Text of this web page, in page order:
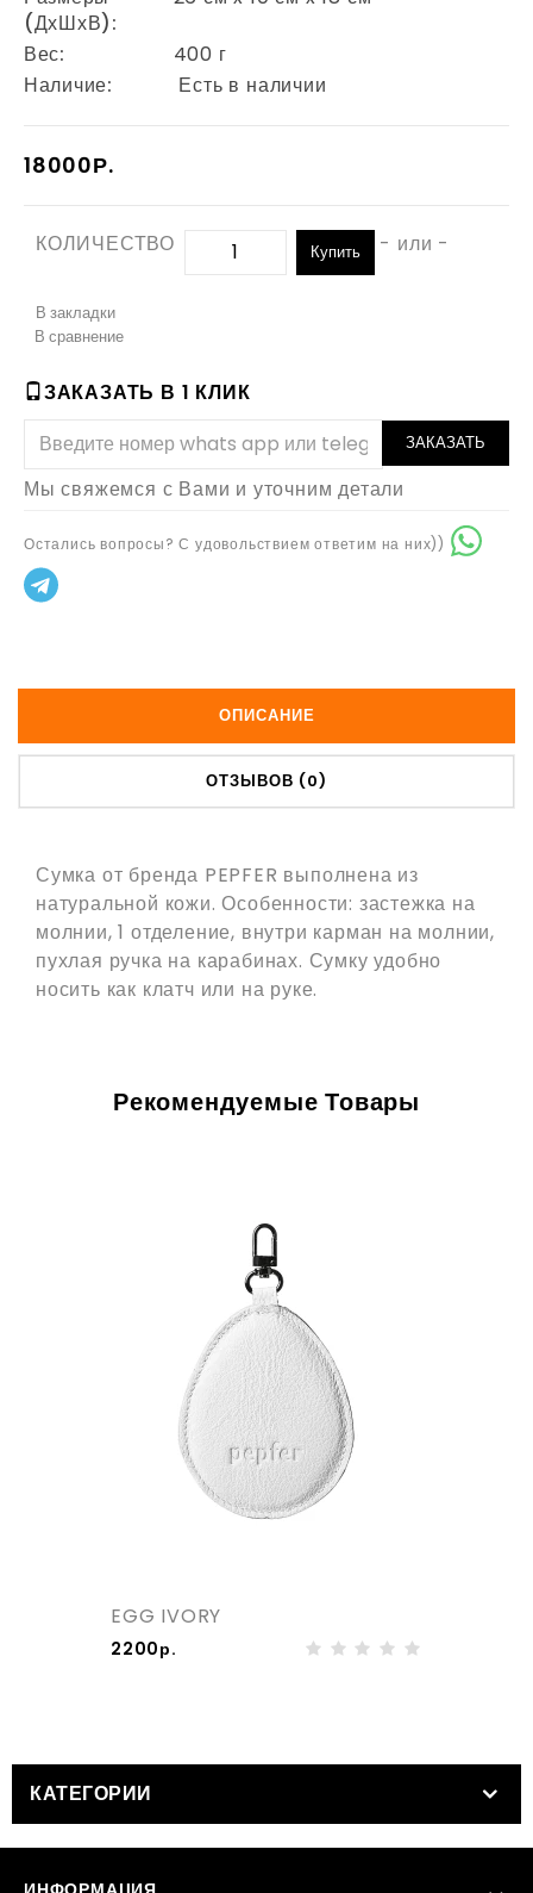
(ДхШхВ):
Вес:
400 г
Наличие:
Есть в наличии
18000Р.
КОЛИЧЕСТВО Купить - или -
В закладки
В сравнение
ЗАКАЗАТЬ В 1 КЛИК
ЗАКАЗАТЬ
Мы свяжемся с Вами и уточним детали
Остались вопросы? С удовольствием ответим на них))
ОПИСАНИЕ
ОТЗЫВОВ (0)
Сумка от бренда PEPFER выполнена из
натуральной кожи. Особенности: застежка на
молнии, 1 отделение, внутри карман на молнии,
пухлая ручка на карабинах. Сумку удобно
носить как клатч или на руке.
Рекомендуемые Товары
EGG IVORY
2200р.
КАТЕГОРИИ